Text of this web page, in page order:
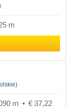
m
m € 37,22